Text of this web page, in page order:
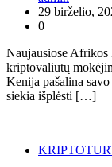
29 birželio,
0
Naujausiose
kriptovaliutų
Kenija pašalina
siekia išplėsti […]